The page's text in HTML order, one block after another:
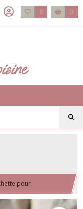
0 0
pour